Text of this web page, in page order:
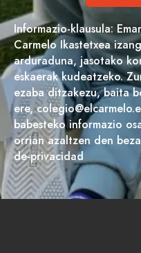
Informazio-klausula:
Carmelo Ikastetxea
arduraduna, jasotako
eskaerak kudeatzeko.
ezaba ditzakezu, baita
ere,
babesteko informazio
orrian azaltzen den
de-privacidad